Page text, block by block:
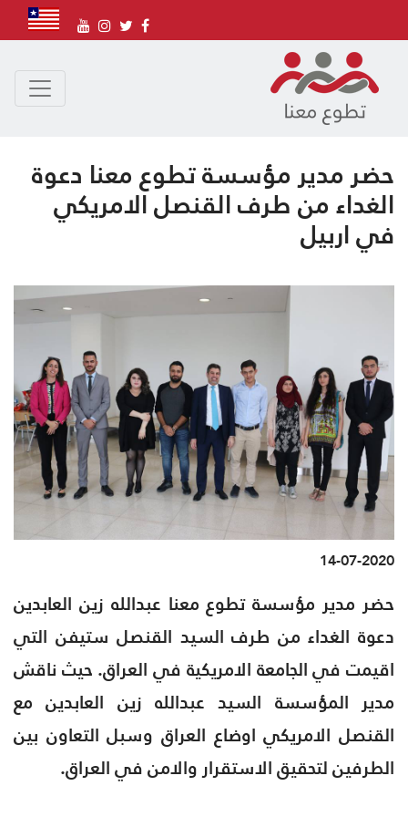
حضر مدير مؤسسة تطوع معنا دعوة
الغداء من طرف القنصل الامريكي
في اربيل
14-07-2020
حضر مدير مؤسسة تطوع معنا عبدالله زين العابدين
دعوة الغداء من طرف السيد القنصل ستيفن التي
اقيمت في الجامعة الامريكية في العراق. حيث ناقش
مدير المؤسسة السيد عبدالله زين العابدين مع
القنصل الامريكي اوضاع العراق وسبل التعاون بين
الطرفين لتحقيق الاستقرار والامن في العراق.